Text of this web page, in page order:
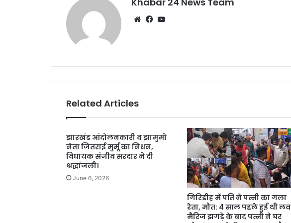
WebsiteFacebook
Related Articles
झारखंड आंदोलनकारी व झामुमो
नेता जितराई मुर्मू का निधन,
विधायक संजीव सरदार ने दी
श्रद्धांजली।
June 6, 2026
गिरिडीह में पति ने पत्नी का गला
रेता, मौत: 4 साल पहले हुई थी लव
मैरिज झगड़े के बाद पत्नी ने घर